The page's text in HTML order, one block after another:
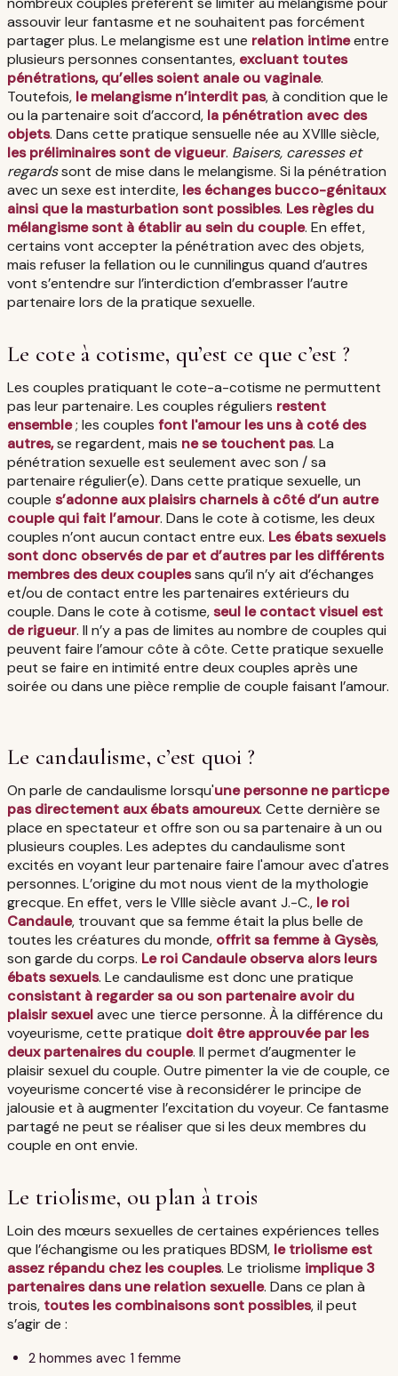
assouvir leur fantasme et ne souhaitent pas forcément
partager plus. Le melangisme est une relation intimeentre
plusieurs personnes consentantes, excluant toutes
pénétrations, qu’elles soient anale ou vaginale.
Toutefois, le melangisme n’interdit pas, à condition que le
ou la partenaire soit d’accord, la pénétration avec des
objets. Dans cette pratique sensuelle née au XVIIIe siècle,
les préliminaires sont de vigueur. Baisers, caresses et
regardssont de mise dans le melangisme. Si la pénétration
avec un sexe est interdite, les échanges bucco-génitaux
ainsi que la masturbation sont possibles. Les règles du
mélangisme sont à établir au sein du couple. En effet,
certains vont accepter la pénétration avec des objets,
mais refuser la fellation ou le cunnilingus quand d’autres
vont s’entendre sur l’interdiction d’embrasser l’autre
partenaire lors de la pratique sexuelle.
Le cote à cotisme, qu’est ce que c’est ?
Les couples pratiquant le cote-a-cotisme ne permuttent
pas leur partenaire. Les couples réguliers restent
ensemble; les couples font l'amour les uns à coté des
autres,se regardent, mais ne se touchent pas. La
pénétration sexuelle est seulement avec son / sa
partenaire régulier(e). Dans cette pratique sexuelle, un
couple s’adonne aux plaisirs charnels à côté d’un autre
couple qui fait l’amour. Dans le cote à cotisme, les deux
couples n’ont aucun contact entre eux. Les ébats sexuels
sont donc observés de par et d’autres par les différents
membres des deux couplessans qu’il n’y ait d’échanges
et/ou de contact entre les partenaires extérieurs du
couple. Dans le cote à cotisme,seul le contact visuel est
de rigueur. Il n’y a pas de limites au nombre de couples qui
peuvent faire l’amour côte à côte. Cette pratique sexuelle
peut se faire en intimité entre deux couples après une
soirée ou dans une pièce remplie de couple faisant l’amour.
Le candaulisme, c’est quoi ?
On parle de candaulisme lorsqu'une personne ne particpe
pas directement aux ébats amoureux. Cette dernière se
place en spectateur et offre son ou sa partenaire à un ou
plusieurs couples. Les adeptes du candaulisme sont
excités en voyant leur partenaire faire l'amour avec d'atres
personnes. L’origine du mot nous vient de la mythologie
grecque. En effet, vers le VIIIe siècle avant J.-C., le roi
Candaule, trouvant que sa femme était la plus belle de
toutes les créatures du monde, offrit sa femme à Gysès,
son garde du corps. Le roi Candaule observa alors leurs
ébats sexuels. Le candaulisme est donc une pratique
consistant à regarder sa ou son partenaire avoir du
plaisir sexuelavec une tierce personne. À la différence du
voyeurisme, cette pratique doit être approuvée par les
deux partenaires du couple. Il permet d’augmenter le
plaisir sexuel du couple. Outre pimenter la vie de couple, ce
voyeurisme concerté vise à reconsidérer le principe de
jalousie et à augmenter l’excitation du voyeur. Ce fantasme
partagé ne peut se réaliser que si les deux membres du
couple en ont envie.
Le triolisme, ou plan à trois
Loin des mœurs sexuelles de certaines expériences telles
que l’échangisme ou les pratiques BDSM, le triolisme est
assez répandu chez les couples. Le triolisme implique 3
partenaires dans une relation sexuelle. Dans ce plan à
trois, toutes les combinaisons sont possibles, il peut
s’agir de :
2 hommes avec 1 femme